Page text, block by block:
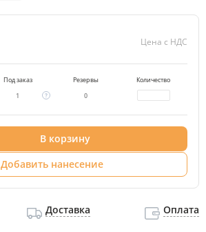
Цена с НДС
Под заказ Резервы
Количество
1 0
В корзину
Добавить нанесение
Доставка Оплата